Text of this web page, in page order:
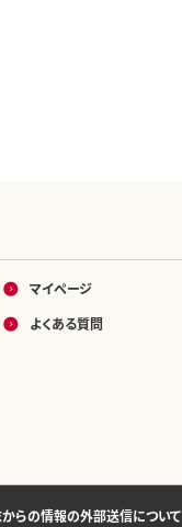
マイページ
よくある質問
らの情報の外部送信について